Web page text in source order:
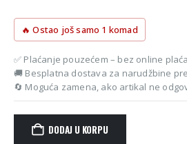
🔥 Ostao još samo 1 komad
✅ Plaćanje pouzećem – bez online
🚚 Besplatna dostava za narudžbine
🔄 Moguća zamena, ako artikal ne
DODAJ U KORPU
Alternative: